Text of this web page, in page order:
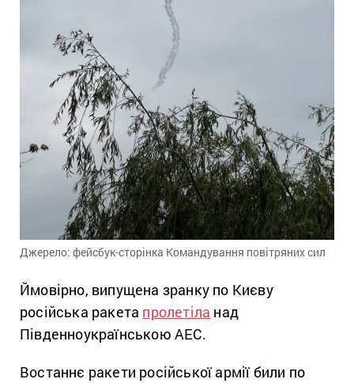
Джерело: фейсбук-сторінка Командування повітряних сил
Ймовірно, випущена зранку по Києву
російська ракета пролетіла над
Південноукраїнською АЕС.
Востаннє ракети російської армії били по